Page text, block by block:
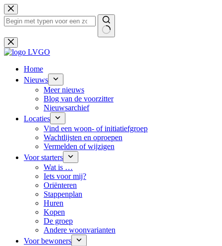
Ga
naar
de
Geen
resultaten
Home
Nieuws
Meer nieuws
Blog van de voorzitter
Nieuwsarchief
Locaties
Vind een woon- of initiatiefgroep
Wachtlijsten en oproepen
Vermelden of wijzigen
Voor starters
Wat is …
Iets voor mij?
Oriënteren
Stappenplan
Huren
Kopen
De groep
Andere woonvarianten
Voor bewoners